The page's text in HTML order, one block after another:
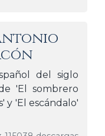
del siglo
'El sombrero
y 'El escándalo'